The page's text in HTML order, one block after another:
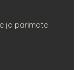
ja parimate